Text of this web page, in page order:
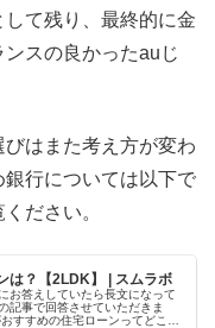
て残り、最終的に金
スの良かったauじ
はまた考え方が変わ
行については以下で
ださい。
は？【2LDK】 | スムラボ
お答えしていたら長文になって
記事で回答させていただきま
すすめの住宅ローンってどこで